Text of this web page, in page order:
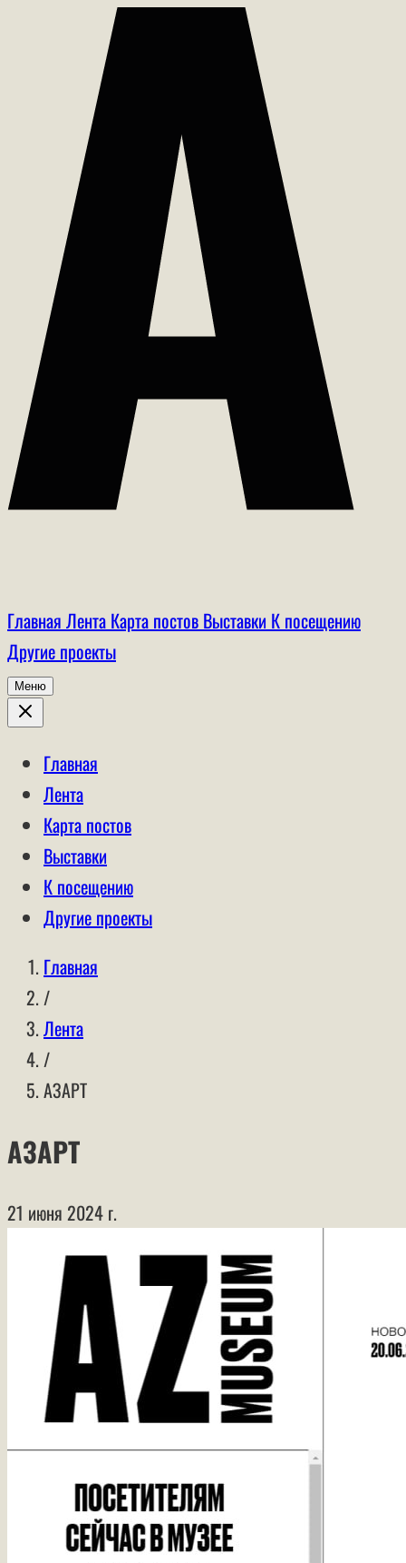
Главная Лента Карта постов Выставки К посещению
Другие проекты
Меню
Главная
Лента
Карта постов
Выставки
К посещению
Другие проекты
Главная
/
Лента
/
АЗАРТ
АЗАРТ
21 июня 2024 г.